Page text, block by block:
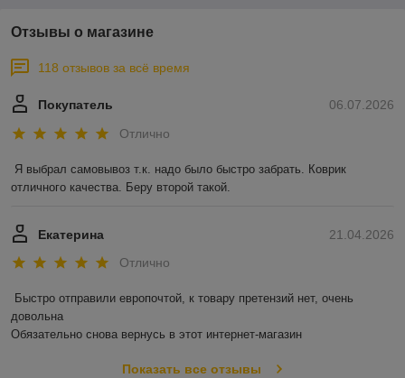
Отзывы о магазине
118 отзывов за всё время
06.07.2026
Покупатель
Отлично
Я выбрал самовывоз т.к. надо было быстро забрать. Коврик
отличного качества. Беру второй такой.
21.04.2026
Екатерина
Отлично
Быстро отправили европочтой, к товару претензий нет, очень
довольна
Обязательно снова вернусь в этот интернет-магазин
Показать все отзывы